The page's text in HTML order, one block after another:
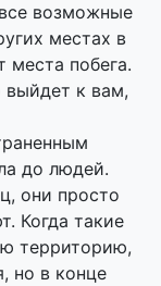
возможные
местах в
места побега.
выйдет к вам,
до людей.
они просто
Когда такие
территорию,
но в конце